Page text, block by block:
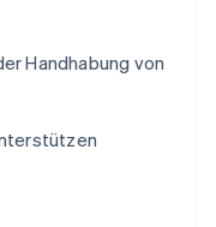
Handhabung von